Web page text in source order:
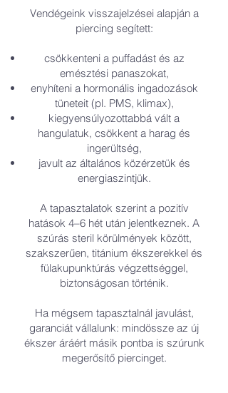
Vendégeink visszajelzései alapján a
piercing segített:
csökkenteni a puffadást és az
emésztési panaszokat,
enyhíteni a hormonális ingadozások
tüneteit (pl. PMS, klimax),
kiegyensúlyozottabbá vált a
hangulatuk, csökkent a harag és
ingerültség,
javult az általános közérzetük és
energiaszintjük.
A tapasztalatok szerint a pozitív
hatások 4–6 hét után jelentkeznek. A
szúrás steril körülmények között,
szakszerűen, titánium ékszerekkel és
fülakupunktúrás végzettséggel,
biztonságosan történik.
Ha mégsem tapasztalnál javulást,
garanciát vállalunk: mindössze az új
ékszer áráért másik pontba is szúrunk
megerősítő piercinget.